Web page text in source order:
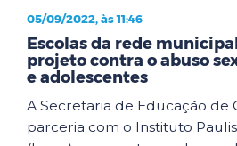
05/09/2022, às 11:46
Escolas da rede
projeto contra o abuso
e adolescentes
A Secretaria de Educação de
parceria com o Instituto